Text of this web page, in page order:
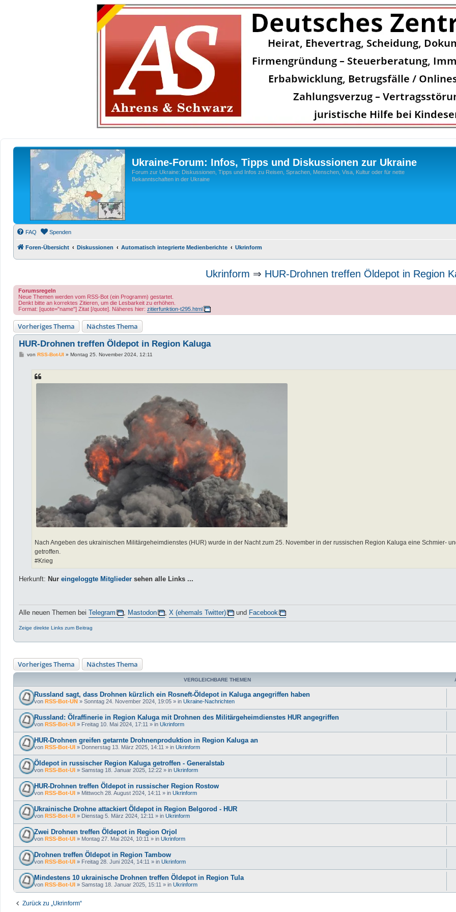
Ukraine-Forum: Infos, Tipps und Diskussionen zur Ukraine
Forum zur Ukraine: Diskussionen, Tipps und Infos zu Reisen, Sprachen, Menschen, Visa, Kultur oder für nette
Bekanntschaften in der Ukraine
FAQ Spenden
Foren-Übersicht Diskussionen Automatisch integrierte Medienberichte Ukrinform
Ukrinform ⇒ HUR-Drohnen treffen Öldepot in Region
Forumsregeln
Neue Themen werden vom RSS-Bot (ein Programm) gestartet.
Denkt bitte an korrektes Zitieren, um die Lesbarkeit zu erhöhen.
Format: [quote="name"] Zitat [/quote]. Näheres hier: zitierfunktion-t295.html
Vorheriges Thema Nächstes Thema
HUR-Drohnen treffen Öldepot in Region Kaluga
Bvon RSS-Bot-UI» Montag 25. November 2024, 12:11
Nach Angeben des ukrainischen Militärgeheimdienstes (HUR) wurde in der Nacht zum 25. November in der russischen Region Kaluga eine Schmier-
getroffen.
#Krieg
Herkunft: Nur eingeloggte Mitglieder sehen alle Links ...
Alle neuen Themen bei Telegram , Mastodon , X (ehemals Twitter) und Facebook
Zeige direkte Links zum Beitrag
Vorheriges Thema Nächstes Thema
VERGLEICHBARE THEMEN
Russland sagt, dass Drohnen kürzlich ein Rosneft-Öldepot in Kaluga angegriffen haben
von RSS-Bot-UN » Sonntag 24. November 2024, 19:05 » in Ukraine-Nachrichten
Russland: Ölraffinerie in Region Kaluga mit Drohnen des Militärgeheimdienstes HUR angegriffen
von RSS-Bot-UI » Freitag 10. Mai 2024, 17:11 » in Ukrinform
HUR-Drohnen greifen getarnte Drohnenproduktion in Region Kaluga an
von RSS-Bot-UI » Donnerstag 13. März 2025, 14:11 » in Ukrinform
Öldepot in russischer Region Kaluga getroffen - Generalstab
von RSS-Bot-UI » Samstag 18. Januar 2025, 12:22 » in Ukrinform
HUR-Drohnen treffen Öldepot in russischer Region Rostow
von RSS-Bot-UI » Mittwoch 28. August 2024, 14:11 » in Ukrinform
Ukrainische Drohne attackiert Öldepot in Region Belgorod - HUR
von RSS-Bot-UI » Dienstag 5. März 2024, 12:11 » in Ukrinform
Zwei Drohnen treffen Öldepot in Region Orjol
von RSS-Bot-UI » Montag 27. Mai 2024, 10:11 » in Ukrinform
Drohnen treffen Öldepot in Region Tambow
von RSS-Bot-UI » Freitag 28. Juni 2024, 14:11 » in Ukrinform
Mindestens 10 ukrainische Drohnen treffen Öldepot in Region Tula
von RSS-Bot-UI » Samstag 18. Januar 2025, 15:11 » in Ukrinform
Zurück zu „Ukrinform“